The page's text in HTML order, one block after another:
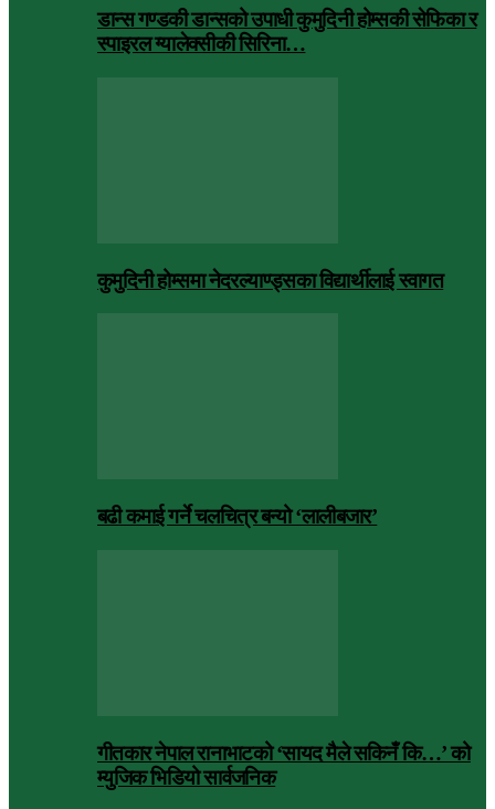
डान्स गण्डकी डान्सको उपाधी कुमुदिनी होम्सकी सेफिका र
स्पाइरल ग्यालेक्सीकी सिरिना…
कुमुदिनी होम्समा नेदरल्याण्ड्सका विद्यार्थीलाई स्वागत
बढी कमाई गर्ने चलचित्र बन्यो ‘लालीबजार’
गीतकार नेपाल रानाभाटको ‘सायद मैले सकिनँ कि…’ को
म्युजिक भिडियो सार्वजनिक